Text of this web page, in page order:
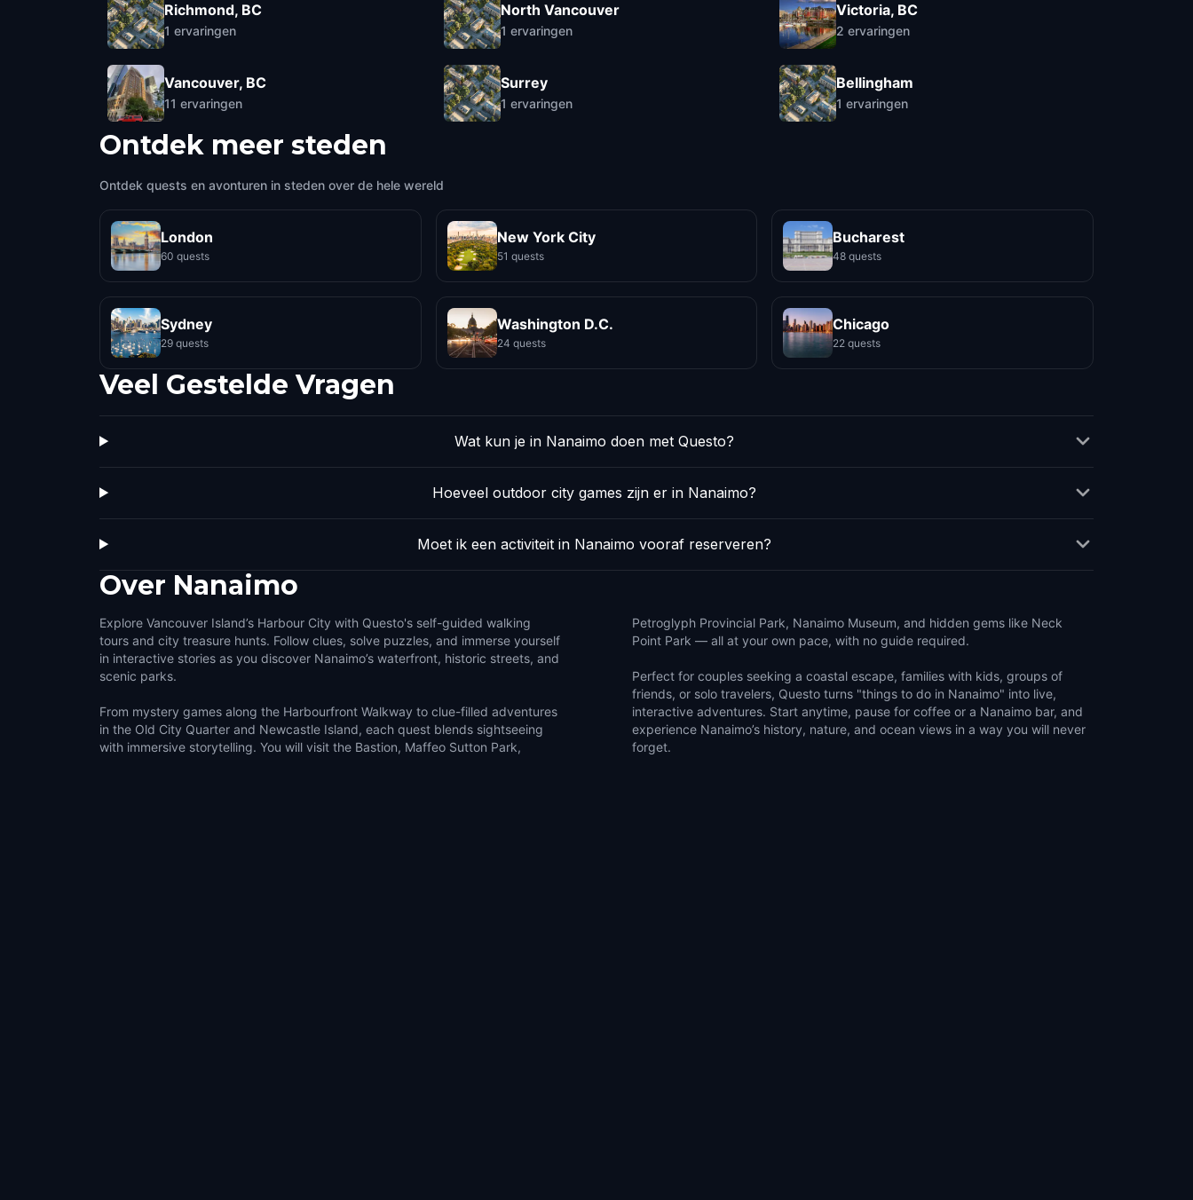
Richmond, BC
1 ervaringen
Vancouver, BC
11 ervaringen
North Vancouver
1 ervaringen
Surrey
1 ervaringen
Victoria, BC
2 ervaringen
Bellingham
1 ervaringen
Ontdek meer steden
Ontdek quests en avonturen in steden over de hele wereld
London
60 quests
New York City
51 quests
Bucharest
48 quests
Sydney
29 quests
Washington D.C.
24 quests
Chicago
22 quests
Veel Gestelde Vragen
Wat kun je in Nanaimo doen met Questo?
Hoeveel outdoor city games zijn er in Nanaimo?
Moet ik een activiteit in Nanaimo vooraf reserveren?
Over Nanaimo
Explore Vancouver Island’s Harbour City with Questo's self-guided walking
tours and city treasure hunts. Follow clues, solve puzzles, and immerse yourself
in interactive stories as you discover Nanaimo’s waterfront, historic streets, and
scenic parks.
From mystery games along the Harbourfront Walkway to clue-filled adventures
in the Old City Quarter and Newcastle Island, each quest blends sightseeing
with immersive storytelling. You will visit the Bastion, Maffeo Sutton Park,
Petroglyph Provincial Park, Nanaimo Museum, and hidden gems like Neck
Point Park — all at your own pace, with no guide required.
Perfect for couples seeking a coastal escape, families with kids, groups of
friends, or solo travelers, Questo turns "things to do in Nanaimo" into live,
interactive adventures. Start anytime, pause for coffee or a Nanaimo bar, and
experience Nanaimo’s history, nature, and ocean views in a way you will never
forget.